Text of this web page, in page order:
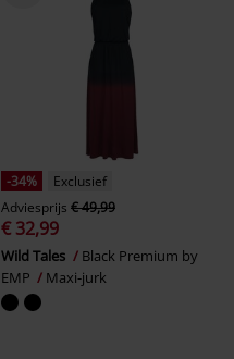
-34%
Exclusief
Adviesprijs € 49,99
€ 32,99
Wild Tales
Black Premium by
EMP
Maxi-jurk